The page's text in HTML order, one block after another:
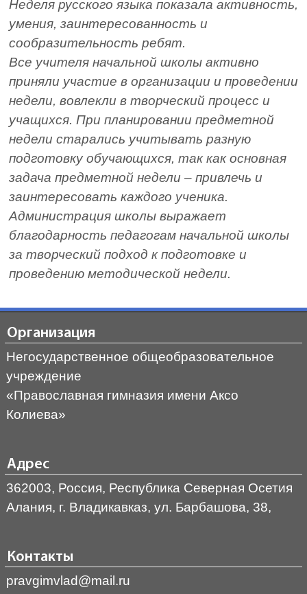
Неделя русского языка показала активность,
умения, заинтересованность и
сообразительность ребят.
Все учителя начальной школы активно
приняли участие в организации и проведении
недели, вовлекли в творческий процесс и
учащихся. При планировании предметной
недели старались учитывать разную
подготовку обучающихся, так как основная
задача предметной недели – привлечь и
заинтересовать каждого ученика.
Администрация школы выражает
благодарность педагогам начальной школы
за творческий подход к подготовке и
проведению методической недели.
Организация
Негосударственное общеобразовательное
учреждение
«Православная гимназия имени Аксо
Колиева»
Адрес
362003, Россия, Республика Северная Осетия
Алания, г. Владикавказ, ул. Барбашова, 38,
Контакты
pravgimvlad@mail.ru